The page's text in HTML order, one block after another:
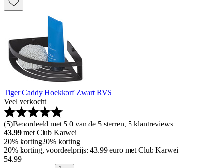
Tiger Caddy Hoekkorf Zwart RVS
Veel verkocht
(5)Beoordeeld met 5.0 van de 5 sterren, 5 klantreviews
43.99 met Club Karwei
20% korting20% korting
20% korting, voordeelprijs: 43.99 euro met Club Karwei
54.99